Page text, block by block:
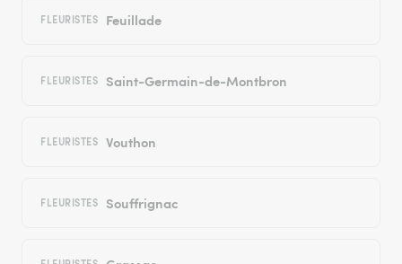
FLEURISTES Feuillade
FLEURISTES Saint-Germain-de-Montbron
FLEURISTES Vouthon
FLEURISTES Souffrignac